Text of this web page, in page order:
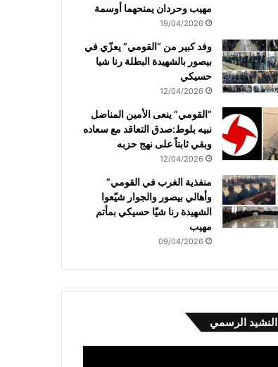
مهيب وحردان يمنحهما أوسمة
19/04/2026
وفد كبير من “القومي” يعزّي في
بيصور بالشهيدة البطلة رنا شيا
حسيكي
12/04/2026
“القومي” ينعى الأمين المناضل
نبيه بلوط:صدق التعاقد مع سعاده
وبقي ثابتاً على نهج حزبه
12/04/2026
منفذية الغرب في القومي”
وأهالي بيصور والجوار شيّعوا
الشهيدة رنا شيّا حسيكي بمأتم
مهيب
09/04/2026
النشيد الرسمي